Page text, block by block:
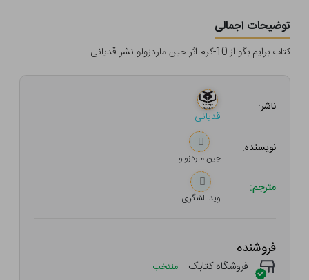
توضیحات اجمالی
کتاب برایم بگو از 10-کرم اثر جین ماردزولو نشر قدیانی
ناشر:
قدیانی
نویسنده:
جین ماردزولو
مترجم:
ویدا لشگری
فروشنده
فروشگاه کتابک منتخب